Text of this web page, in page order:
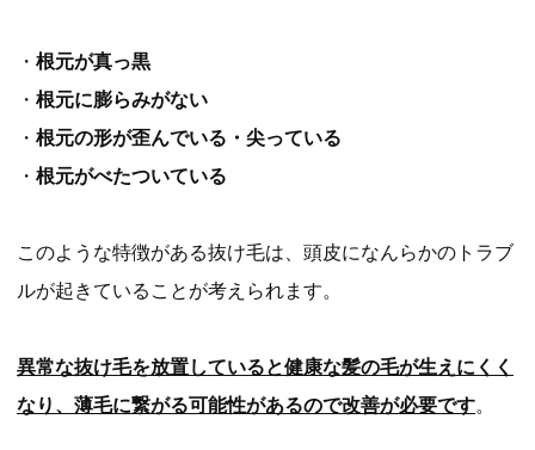
・ 根元が真っ黒
・ 根元に膨らみがない
・ 根元の形が歪んでいる・尖っている
・ 根元がべたついている
このような特徴がある抜け毛は、頭皮になんらかのトラブ
ルが起きていることが考えられます。
異常な抜け毛を放置していると健康な髪の毛が生えにくく
なり、薄毛に繋がる可能性があるので改善が必要です。